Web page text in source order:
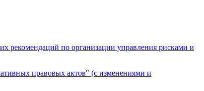
рекомендаций по организации управления рисками и
правовых актов" (с изменениями и